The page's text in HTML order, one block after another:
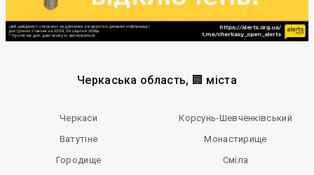
Черкаська область, 🏢 міста
Черкаси
Ватутіне
Городище
Корсунь-Шевченківський
Монастирище
Сміла